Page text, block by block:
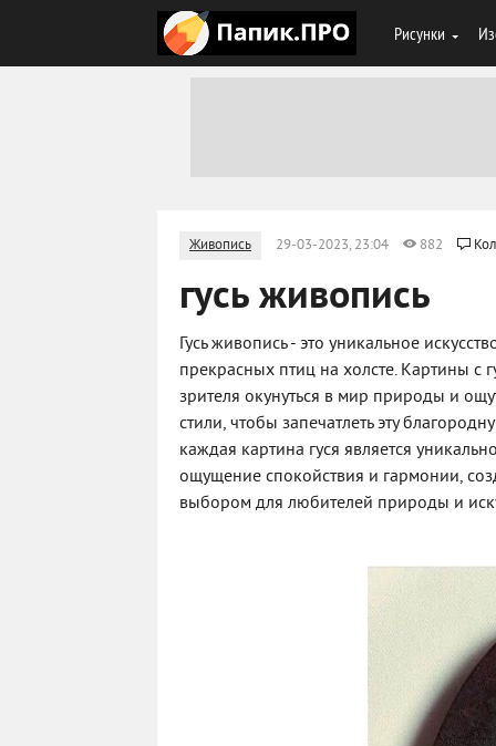
Рисунки
Живопись 29-03-2023, 23:04 882
гусь живопись
Гусь живопись - это уникальное
прекрасных птиц на холсте. Картины с
зрителя окунуться в мир природы и
стили, чтобы запечатлеть эту
каждая картина гуся является
ощущение спокойствия и гармонии,
выбором для любителей природы и